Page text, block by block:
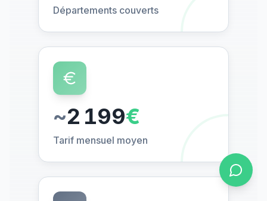
Départements couverts
~2 200€
Tarif mensuel moyen